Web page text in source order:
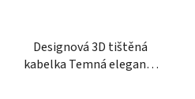
Designová 3D tištěná
kabelka Temná elegance